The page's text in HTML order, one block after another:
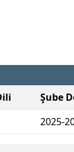
Şube
2025-